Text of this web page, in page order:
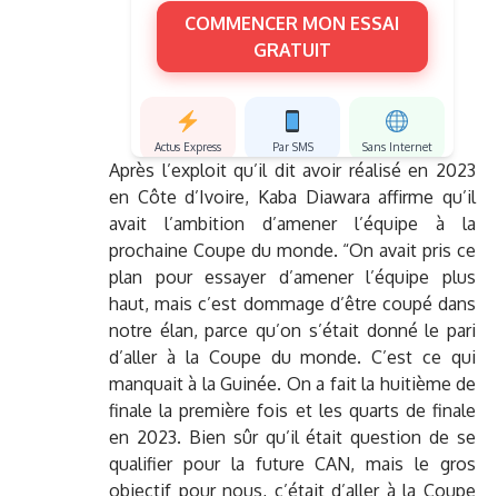
COMMENCER MON ESSAI
GRATUIT
Actus Express Par SMS Sans Internet
Après l’exploit qu’il dit avoir réalisé en 2023
en Côte d’Ivoire, Kaba Diawara affirme qu’il
avait l’ambition d’amener l’équipe à la
prochaine Coupe du monde. “On avait pris ce
plan pour essayer d’amener l’équipe plus
haut, mais c’est dommage d’être coupé dans
notre élan, parce qu’on s’était donné le pari
d’aller à la Coupe du monde. C’est ce qui
manquait à la Guinée. On a fait la huitième de
finale la première fois et les quarts de finale
en 2023. Bien sûr qu’il était question de se
qualifier pour la future CAN, mais le gros
objectif pour nous, c’était d’aller à la Coupe